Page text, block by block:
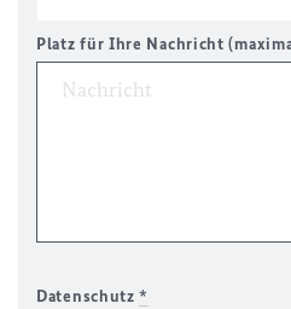
Platz für Ihre Nachricht
Datenschutz*